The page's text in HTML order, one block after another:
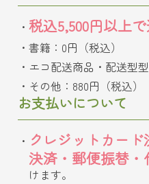
税込5,500円以上
書籍：0円（税込）
エコ配送商品・配送型
その他：880円（税込）
お支払いについて
クレジットカー
決済・郵便振替・
けます。